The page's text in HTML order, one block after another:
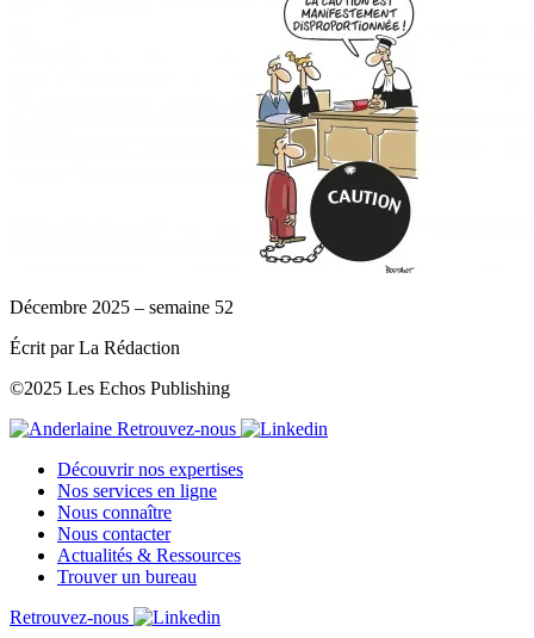
Décembre 2025 – semaine 52
Écrit par La Rédaction
©2025 Les Echos Publishing
Retrouvez-nous
Découvrir nos expertises
Nos services en ligne
Nous connaître
Nous contacter
Actualités & Ressources
Trouver un bureau
Retrouvez-nous